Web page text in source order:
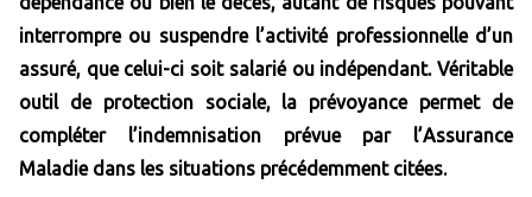
interrompre ou suspendre l’activité professionnelle d’un
assuré, que celui-ci soit salarié ou indépendant. Véritable
outil de protection sociale, la prévoyance permet de
compléter l’indemnisation prévue par l’Assurance
Maladie dans les situations précédemment citées.